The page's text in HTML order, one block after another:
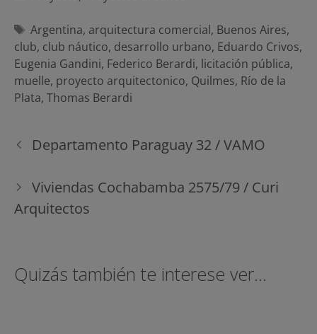
Etiquetas
Argentina, arquitectura comercial, Buenos Aires,
club, club náutico, desarrollo urbano, Eduardo Crivos,
Eugenia Gandini, Federico Berardi, licitación pública,
muelle, proyecto arquitectonico, Quilmes, Río de la
Plata, Thomas Berardi
Navegación
Departamento Paraguay 32 / VAMO
Viviendas Cochabamba 2575/79 / Curi
Arquitectos
Quizás también te interese ver...